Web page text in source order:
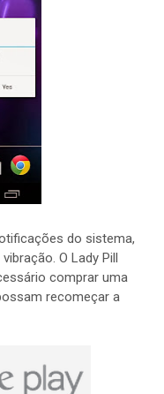
do sistema,
O Lady Pill
comprar uma
recomeçar a